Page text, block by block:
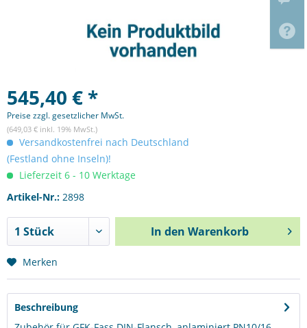
545,40 € *
Preise zzgl. gesetzlicher MwSt.
(649,03 € inkl. 19% MwSt.)
Versandkostenfrei nach Deutschland
(Festland ohne Inseln)!
Lieferzeit 6 - 10 Werktage
Artikel-Nr.: 2898
In den Warenkorb
Merken
Beschreibung